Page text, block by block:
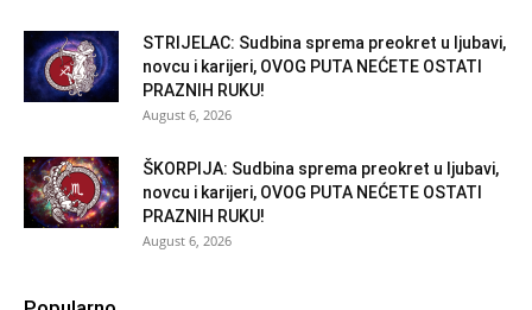
STRIJELAC: Sudbina sprema preokret u ljubavi,
novcu i karijeri, OVOG PUTA NEĆETE OSTATI
PRAZNIH RUKU!
August 6, 2026
ŠKORPIJA: Sudbina sprema preokret u ljubavi,
novcu i karijeri, OVOG PUTA NEĆETE OSTATI
PRAZNIH RUKU!
August 6, 2026